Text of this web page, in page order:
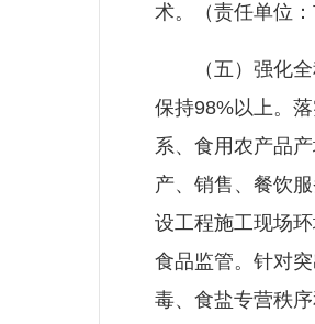
术。（责任单位
（五）强化全程
保持98%以上。
系、食用农产品
产、销售、餐饮
设工程施工现场
食品监管。针对
毒、食盐专营秩